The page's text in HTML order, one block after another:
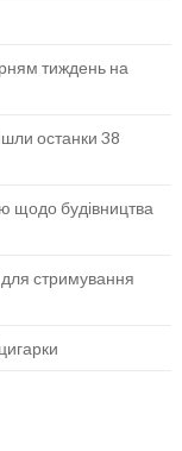
тиждень на
останки 38
щодо будівництва
для стримування